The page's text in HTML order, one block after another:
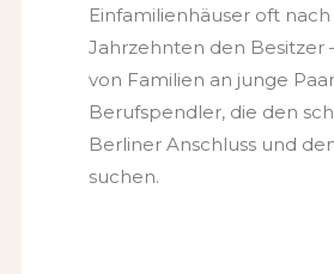
Einfamilienhäuser oft nach
Jahrzehnten den Besitzer
von Familien an junge
Berufspendler, die den
Berliner Anschluss und
suchen.